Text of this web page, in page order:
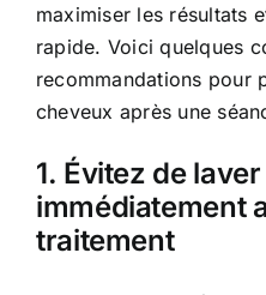
maximiser les résultats
rapide. Voici quelques
recommandations pour
cheveux après une
1. Évitez de
immédiatement
traitement